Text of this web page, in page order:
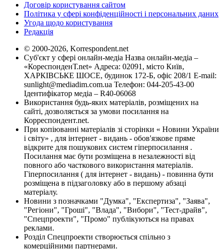
Договір користування сайтом
Політика у сфері конфіденційності і персональних даних
Угода щодо користування
Редакція
© 2000-2026, Korrespondent.net
Суб'єкт у сфері онлайн-медіа Назва онлайн-медіа –
«КореспонденТ.net» Адреса: 02091, місто Київ,
ХАРКІВСЬКЕ ШОСЕ, будинок 172-Б, офіс 208/1 E-mail:
sunlight@mediadim.com.ua Телефон: 044-205-43-00
Ідентифікатор медіа – R40-06068
Використання будь-яких матеріалів, розміщених на
сайті, дозволяється за умови посилання на
Корреспондент.net.
При копіюванні матеріалів зі сторінки « Новини України
і світу» , для інтернет - видань - обов'язкове пряме
відкрите для пошукових систем гіперпосилання .
Посилання має бути розміщена в незалежності від
повного або часткового використання матеріалів.
Гіперпосилання ( для інтернет - видань) - повинна бути
розміщена в підзаголовку або в першому абзаці
матеріалу.
Новини з позначками "Думка", "Експертиза", "Заява",
"Регіони", "Гроші", "Влада", "Вибори", "Тест-драйв",
"Спецпроекти", "Промо" публікуються на правах
реклами.
Розділ Спецпроекти створюється спільно з
комерційними партнерами.